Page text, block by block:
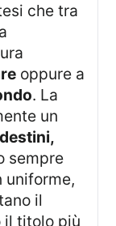
oppure a
. La
un
destini,
sempre
uniforme,
il
il titolo più